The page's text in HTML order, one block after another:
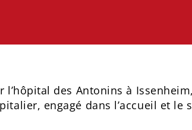
l’hôpital des Antonins à
engagé dans l’accueil et le